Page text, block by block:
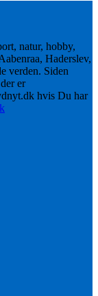
natur, hobby,
Haderslev,
verden. Siden
er
hvis Du har